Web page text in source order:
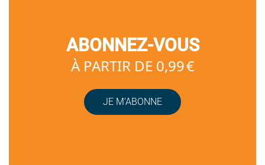
ABONNEZ-VOUS
À PARTIR DE 0,99 €
JE M’ABONNE